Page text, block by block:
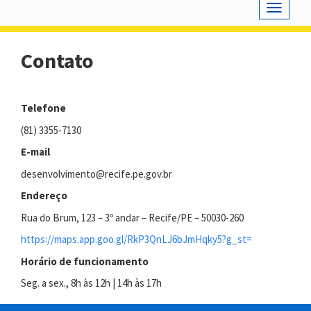
Toggle
Contato
Telefone
(81) 3355-7130
E-mail
desenvolvimento@recife.pe.gov.br
Endereço
Rua do Brum, 123 – 3º andar – Recife/PE – 50030-260
https://maps.app.goo.gl/RkP3QnLJ6bJmHqky5?g_st=
Horário de funcionamento
Seg. a sex., 8h às 12h | 14h às 17h